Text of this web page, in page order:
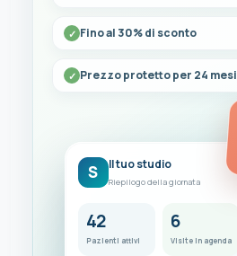
Fino al 30% di sconto
Prezzo protetto per 24 mesi
S Il tuo studio
Riepilogo della giornata
42
Pazienti attivi
6
Visite in agenda